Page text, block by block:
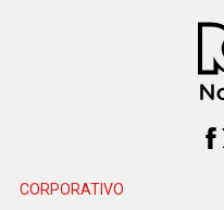
CORPORATIVO